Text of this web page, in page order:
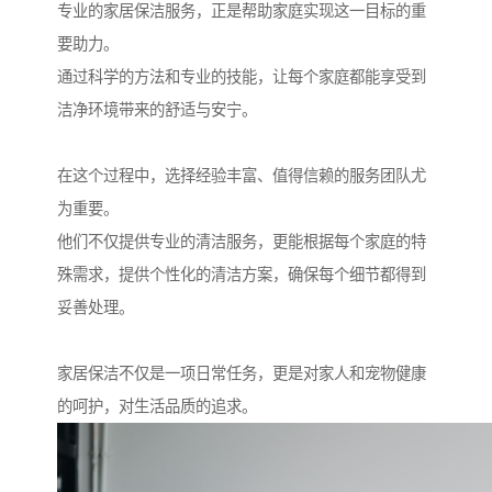
专业的家居保洁服务，正是帮助家庭实现这一目标的重
要助力。
通过科学的方法和专业的技能，让每个家庭都能享受到
洁净环境带来的舒适与安宁。
在这个过程中，选择经验丰富、值得信赖的服务团队尤
为重要。
他们不仅提供专业的清洁服务，更能根据每个家庭的特
殊需求，提供个性化的清洁方案，确保每个细节都得到
妥善处理。
家居保洁不仅是一项日常任务，更是对家人和宠物健康
的呵护，对生活品质的追求。